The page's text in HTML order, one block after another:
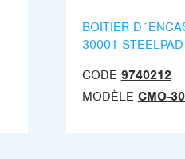
BOITIER
30001 STEELPAD
CODE 9740212
MODÈLE CMO-